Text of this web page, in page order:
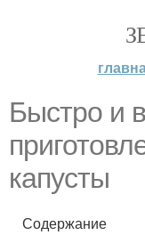
Быстро и
капусты
Содержание